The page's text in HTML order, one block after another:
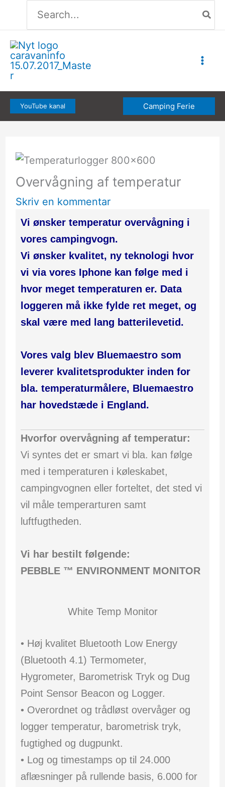
indholdet
efter:
YouTube kanal Camping Ferie
Overvågning af temperatur
Skriv en kommentar
Vi ønsker temperatur overvågning i
vores campingvogn.
Vi ønsker kvalitet, ny teknologi hvor
vi via vores Iphone kan følge med i
hvor meget temperaturen er. Data
loggeren må ikke fylde ret meget, og
skal være med lang batterilevetid.
Vores valg blev Bluemaestro som
leverer kvalitetsprodukter inden for
bla. temperaturmålere, Bluemaestro
har hovedstæde i England.
Hvorfor overvågning af temperatur:
Vi syntes det er smart vi bla. kan følge
med i temperaturen i køleskabet,
campingvognen eller forteltet, det sted vi
vil måle temperarturen samt
luftfugtheden.
Vi har bestilt følgende:
PEBBLE ™ ENVIRONMENT MONITOR
White Temp Monitor
• Høj kvalitet Bluetooth Low Energy
(Bluetooth 4.1) Termometer,
Hygrometer, Barometrisk Tryk og Dug
Point Sensor Beacon og Logger.
• Overordnet og trådløst overvåger og
logger temperatur, barometrisk tryk,
fugtighed og dugpunkt.
• Log og timestamps op til 24.000
aflæsninger på rullende basis, 6.000 for